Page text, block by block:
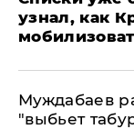
узнал, как
Муждабаев
"выбьет